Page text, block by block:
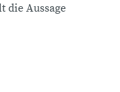
die Aussage